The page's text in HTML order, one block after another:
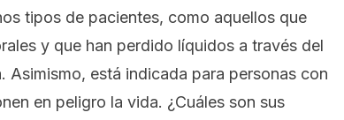
tipos de pacientes, como aquellos que
y que han perdido líquidos a través del
Asimismo, está indicada para personas con
en peligro la vida. ¿Cuáles son sus